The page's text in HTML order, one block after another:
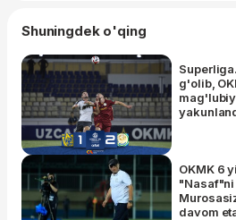
Shuningdek o'qing
g'olib,
OKMK 6
davom